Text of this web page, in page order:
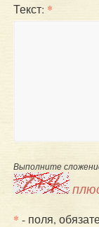
Текст: *
Выполните
* - поля,